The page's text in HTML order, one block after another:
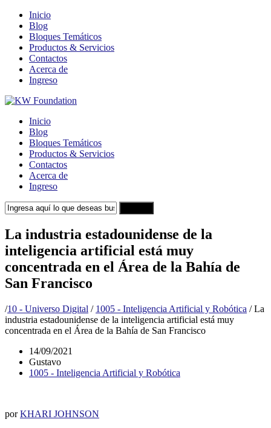
Inicio
Blog
Bloques Temáticos
Productos & Servicios
Contactos
Acerca de
Ingreso
Inicio
Blog
Bloques Temáticos
Productos & Servicios
Contactos
Acerca de
Ingreso
La industria estadounidense de la
inteligencia artificial está muy
concentrada en el Área de la Bahía de
San Francisco
/10 - Universo Digital / 1005 - Inteligencia Artificial y Robótica /La
industria estadounidense de la inteligencia artificial está muy
concentrada en el Área de la Bahía de San Francisco
14/09/2021
Gustavo
1005 - Inteligencia Artificial y Robótica
porKHARI JOHNSON